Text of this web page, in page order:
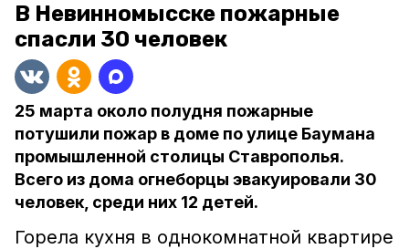
В Невинномысске пожарные
спасли 30 человек
25 марта около полудня пожарные
потушили пожар в доме по улице Баумана
промышленной столицы Ставрополья.
Всего из дома огнеборцы эвакуировали 30
человек, среди них 12 детей.
Горела кухня в однокомнатной квартире